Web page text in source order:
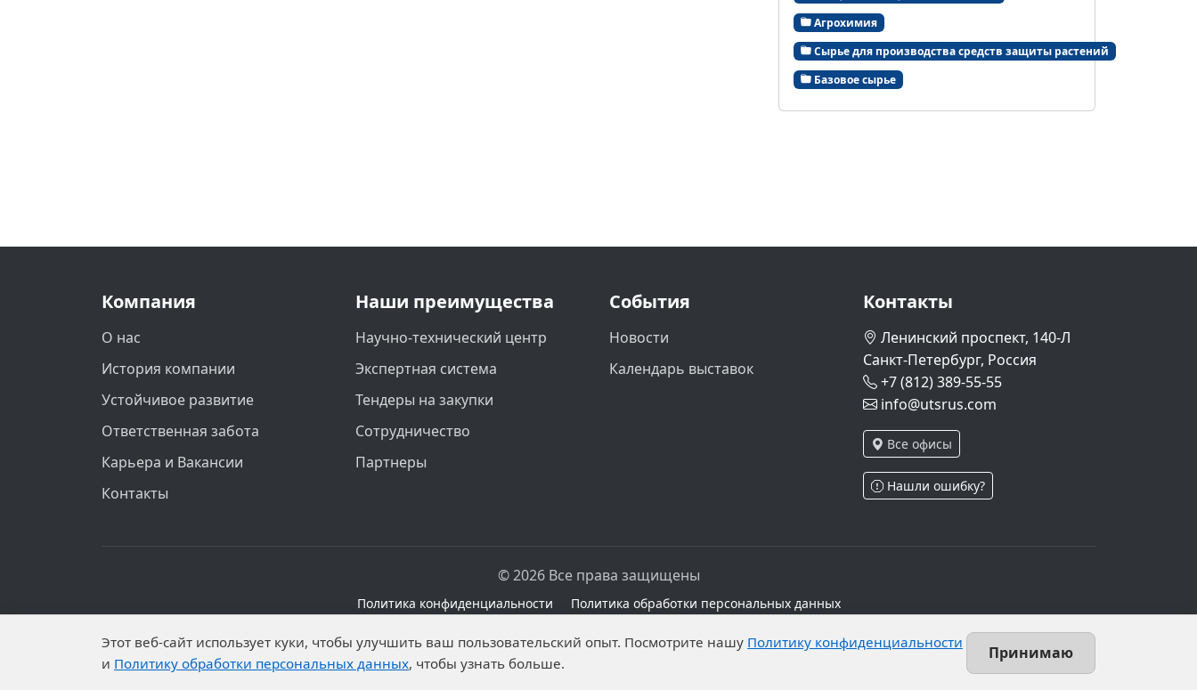
Агрохимия
Сырье для производства средств защиты растений
Базовое сырье
Компания
О нас
История компании
Устойчивое развитие
Ответственная забота
Карьера и Вакансии
Контакты
Наши преимущества
Научно-технический центр
Экспертная система
Тендеры на закупки
Сотрудничество
Партнеры
События
Новости
Календарь выставок
Контакты
Ленинский проспект, 140-Л
Санкт-Петербург, Россия
+7 (812) 389-55-55
info@utsrus.com
Все офисы
Нашли ошибку?
© 2026 Все права защищены
Политика конфиденциальности Политика обработки персональных данных
установлены запреты на обработку неограниченных кругом лиц опубликованных персональных данных.
Этот веб-сайт использует куки, чтобы улучшить ваш пользовательский опыт. Посмотрите нашу Политику конфиденциальности
и Политику обработки персональных данных, чтобы узнать больше.
Принимаю